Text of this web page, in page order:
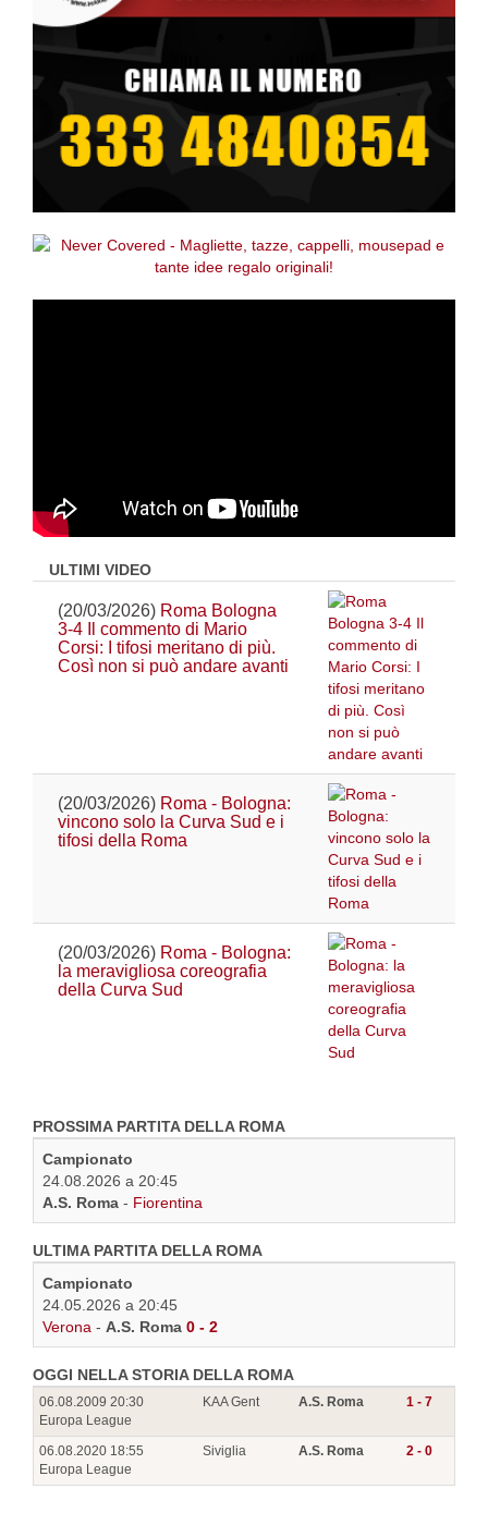
ULTIMI VIDEO
(20/03/2026) Roma Bologna
3-4 Il commento di Mario
Corsi: I tifosi meritano di più.
Così non si può andare avanti
(20/03/2026) Roma - Bologna:
vincono solo la Curva Sud e i
tifosi della Roma
(20/03/2026) Roma - Bologna:
la meravigliosa coreografia
della Curva Sud
PROSSIMA PARTITA DELLA ROMA
Campionato
24.08.2026 a 20:45
A.S. Roma - Fiorentina
ULTIMA PARTITA DELLA ROMA
Campionato
24.05.2026 a 20:45
Verona - A.S. Roma 0 - 2
OGGI NELLA STORIA DELLA ROMA
06.08.2009 20:30
Europa League
KAA Gent A.S. Roma 1 - 7
06.08.2020 18:55
Europa League
Siviglia A.S. Roma 2 - 0